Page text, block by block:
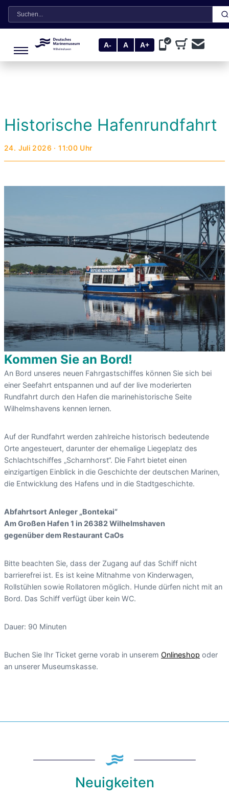
Suche
A- A A+
Historische Hafenrundfahrt
24. Juli 2026 · 11:00 Uhr
Kommen Sie an Bord!
An Bord unseres neuen Fahrgastschiffes können Sie sich bei
einer Seefahrt entspannen und auf der live moderierten
Rundfahrt durch den Hafen die marinehistorische Seite
Wilhelmshavens kennen lernen.
Auf der Rundfahrt werden zahlreiche historisch bedeutende
Orte angesteuert, darunter der ehemalige Liegeplatz des
Schlachtschiffes „Scharnhorst“. Die Fahrt bietet einen
einzigartigen Einblick in die Geschichte der deutschen Marinen,
die Entwicklung des Hafens und in die Stadtgeschichte.
Abfahrtsort Anleger „Bontekai“
Am Großen Hafen 1 in 26382 Wilhelmshaven
gegenüber dem Restaurant CaOs
Bitte beachten Sie, dass der Zugang auf das Schiff nicht
barrierefrei ist. Es ist keine Mitnahme von Kinderwagen,
Rollstühlen sowie Rollatoren möglich. Hunde dürfen nicht mit an
Bord. Das Schiff verfügt über kein WC.
Dauer: 90 Minuten
Buchen Sie Ihr Ticket gerne vorab in unserem Onlineshop oder
an unserer Museumskasse.
Neuigkeiten